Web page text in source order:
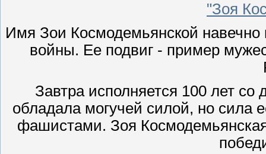
"Зоя
Имя Зои Космодемьянской
войны. Ее подвиг - пример
Завтра исполняется 100 лет
обладала могучей силой, но сила
фашистами. Зоя